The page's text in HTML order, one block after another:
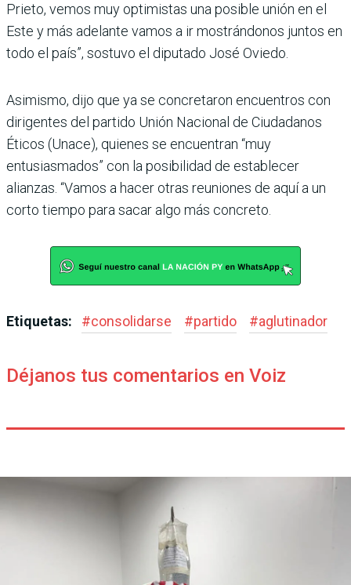
Prieto, vemos muy optimistas una posible unión en el
Este y más adelante vamos a ir mostrán­donos juntos en
todo el país”, sostuvo el diputado José Oviedo.
Asimismo, dijo que ya se con­cretaron encuentros con
dirigentes del partido Unión Nacional de Ciudadanos
Éticos (Unace), quienes se encuen­tran “muy
entusiasmados” con la posibilidad de estable­cer
alianzas. “Vamos a hacer otras reuniones de aquí a un
corto tiempo para sacar algo más concreto.
Etiquetas: #consolidarse #partido #aglutinador
Déjanos tus comentarios en Voiz